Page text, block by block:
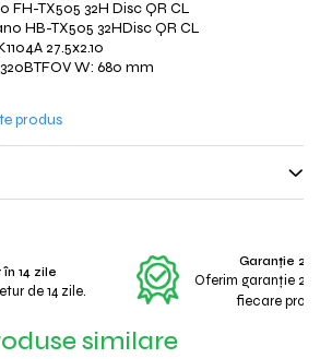
FH-TX505 32H Disc QR CL
HB-TX505 32HDisc QR CL
27.5x2.10
W: 680 mm
produs
în 14 zile
de 14 zile.
Garanție 2
Oferim garanție 2
fiecare
similare